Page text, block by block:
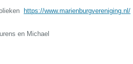
https://www.marienburgvereniging.nl/
en Michael